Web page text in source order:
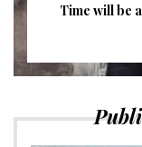
Time will be